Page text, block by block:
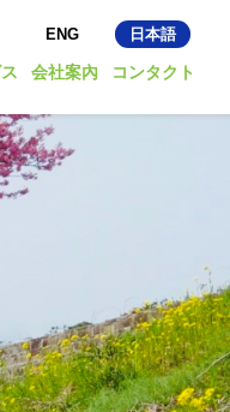
ENG 日本語
会社案內 コンタクト